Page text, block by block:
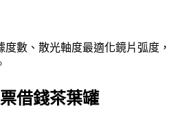
數、散光軸度最適化鏡片弧
借錢茶葉罐